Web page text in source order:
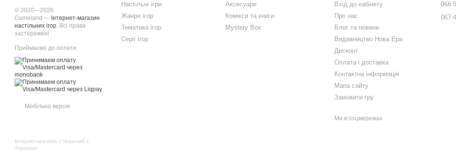
© 2020—2026
Gameland — Інтернет-магазин
настільних ігор. Всі права
застережені
Приймаємо до оплати
Мобільна версія
Інтернет-магазин створений з
Хорошоп
Настільні ігри
Жанри ігор
Тематика ігор
Серії ігор
Аксесуари
Комікси та книги
Mystery Box
Вхід до кабінету
Про нас
Блог та новини
Видавництво Нова Ера
Дисконт
Оплата і доставка
Контактна інформація
Мапа сайту
Замовити гру
Ми в соцмережах
066
067